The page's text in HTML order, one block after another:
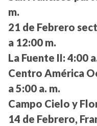
m.
21 de Febrero
a 12:00 m.
La Fuente II: 4:00
Centro América
a 5:00 a. m.
Campo Cielo y
14 de Febrero,